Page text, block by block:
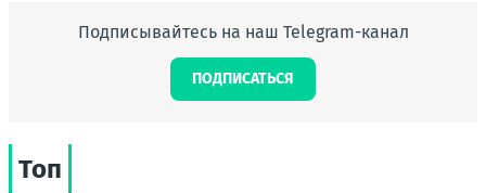
Подписывайтесь на наш Telegram-канал
ПОДПИСАТЬСЯ
Топ